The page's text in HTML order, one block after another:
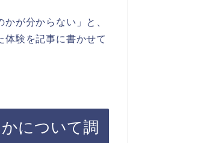
が分からない」と、
験を記事に書かせて
について調